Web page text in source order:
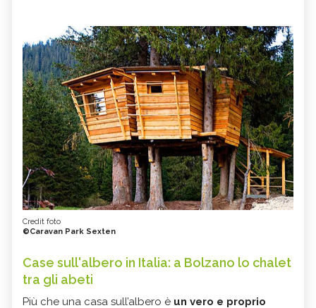
Credit foto
©Caravan Park Sexten
Case sull'albero in Italia: a Bolzano lo chalet
tra gli abeti
Più che una casa sull’albero è un vero e proprio